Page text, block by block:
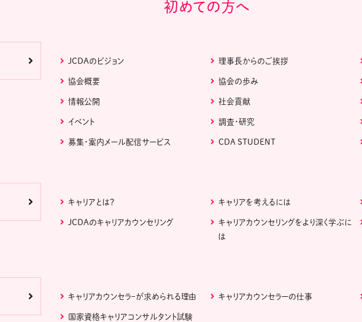
初めての方へ
JCDAのビジョン 理事長からのご挨拶
協会概要 協会の歩み
情報公開 社会貢献
イベント 調査・研究
募集・案内メール配信サービス CDA STUDENT
キャリアとは？ キャリアを考えるには
JCDAのキャリアカウンセリング
キャリアカウンセリングをより深く学ぶに
は
キャリアカウンセラｰが求められる理由 キャリアカウンセラーの仕事
国家資格キャリアコンサルタント試験